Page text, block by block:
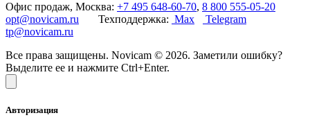
Офис продаж, Москва: +7 495 648-60-70, 8 800 555-05-20
opt@novicam.ru Техподдержка: Max
Telegram
tp@novicam.ru
Все права защищены. Novicam © 2026. Заметили ошибку?
Выделите ее и нажмите Ctrl+Enter.
Авторизация